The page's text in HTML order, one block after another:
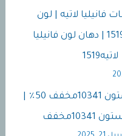
فانيليا لاتيه | لون
فانيليالاتيه1519 | دهان لون فانيليا
لاتيه1519
دهانات لايمستون 10341مخفف 50٪ |